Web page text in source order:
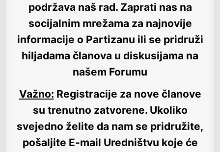
podržava naš rad. Zaprati nas na
socijalnim mrežama za najnovije
informacije o Partizanu ili se pridruži
hiljadama članova u diskusijama na
našem Forumu
Važno: Registracije za nove članove
su trenutno zatvorene. Ukoliko
svejedno želite da nam se pridružite,
pošaljite E-mail Uredništvu koje će